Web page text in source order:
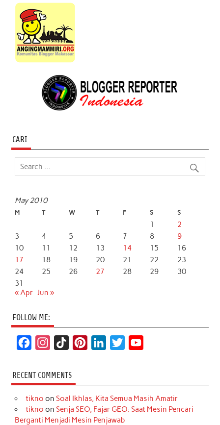
CARI
May 2010
M T W T F S S
1
2
3
4 5 6 7 8
9
10
11 12 13 14 15
16
17
18 19 20 21 22
23
24
25 26 27 28 29
30
31
« Apr Jun »
FOLLOW ME:
c
e
b
s
t
a
k
T
o
k
t
e
r
k
e
d
t
t
T
u
RECENT COMMENTS
tikno on Soal Ikhlas, Kita Semua Masih Amatir
tikno on Senja SEO, Fajar GEO: Saat Mesin Pencari
Berganti Menjadi Mesin Penjawab